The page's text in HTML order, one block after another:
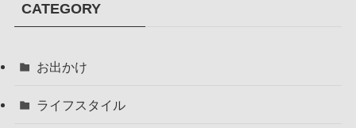
CATEGORY
お出かけ
ライフスタイル